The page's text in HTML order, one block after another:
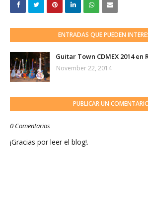
ENTRADAS QUE PUEDEN
Guitar Town CDMEX 2014 en
November 22, 2014
PUBLICAR UN
0 Comentarios
¡Gracias por leer el blog!.